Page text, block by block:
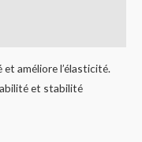
et améliore l’élasticité.
et stabilité